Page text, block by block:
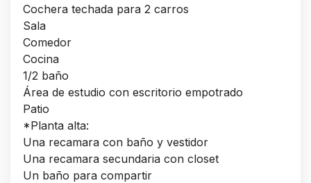
Cochera techada para 2 carros
Sala
Comedor
Cocina
1/2 baño
Área de estudio con escritorio empotrado
Patio
*Planta alta:
Una recamara con baño y vestidor
Una recamara secundaria con closet
Un baño para compartir